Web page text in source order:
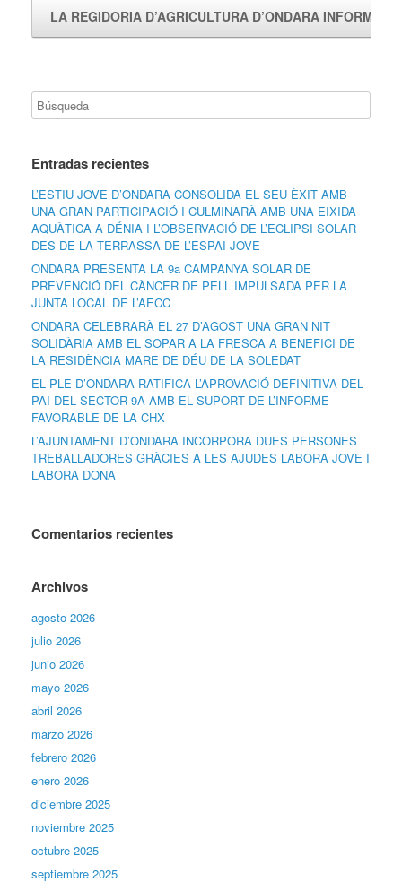
LA REGIDORIA D’AGRICULTURA D’ONDARA INFORMA…
Entradas recientes
L’ESTIU JOVE D’ONDARA CONSOLIDA EL SEU ÈXIT AMB
UNA GRAN PARTICIPACIÓ I CULMINARÀ AMB UNA EIXIDA
AQUÀTICA A DÉNIA I L’OBSERVACIÓ DE L’ECLIPSI SOLAR
DES DE LA TERRASSA DE L’ESPAI JOVE
ONDARA PRESENTA LA 9a CAMPANYA SOLAR DE
PREVENCIÓ DEL CÀNCER DE PELL IMPULSADA PER LA
JUNTA LOCAL DE L’AECC
ONDARA CELEBRARÀ EL 27 D’AGOST UNA GRAN NIT
SOLIDÀRIA AMB EL SOPAR A LA FRESCA A BENEFICI DE
LA RESIDÈNCIA MARE DE DÉU DE LA SOLEDAT
EL PLE D’ONDARA RATIFICA L’APROVACIÓ DEFINITIVA DEL
PAI DEL SECTOR 9A AMB EL SUPORT DE L’INFORME
FAVORABLE DE LA CHX
L’AJUNTAMENT D’ONDARA INCORPORA DUES PERSONES
TREBALLADORES GRÀCIES A LES AJUDES LABORA JOVE I
LABORA DONA
Comentarios recientes
Archivos
agosto 2026
julio 2026
junio 2026
mayo 2026
abril 2026
marzo 2026
febrero 2026
enero 2026
diciembre 2025
noviembre 2025
octubre 2025
septiembre 2025